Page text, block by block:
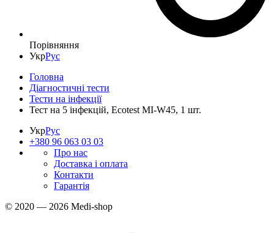
Порівняння
УкрРус
Головна
Діагностичні тести
Тести на інфекції
Тест на 5 інфекцій, Ecotest MI-W45, 1 шт.
УкрРус
+380 96 063 03 03
Про нас
Доставка і оплата
Контакти
Гарантія
© 2020 — 2026 Medi-shop